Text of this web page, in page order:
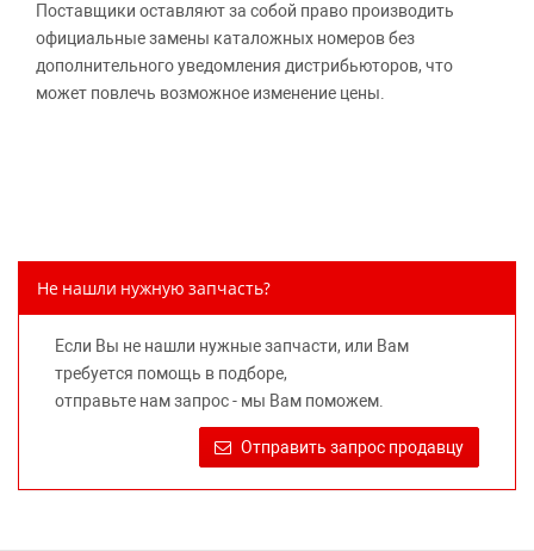
Поставщики оставляют за собой право производить
официальные замены каталожных номеров без
дополнительного уведомления дистрибьюторов, что
может повлечь возможное изменение цены.
предлагаемых к продаже запасных частей для
правообладателей указанных товарных знаков.
Требование предоставлять покупателю необходимую и
достоверную информацию о товаре, предлагаемом к
продаже, обеспечивающую возможность их правильного
выбора возложено на продавца (изготовителя) Законом
«О защите прав потребителей».
Не нашли нужную запчасть?
Если Вы не нашли нужные запчасти, или Вам
требуется помощь в подборе,
отправьте нам запрос - мы Вам поможем.
Отправить запрос продавцу